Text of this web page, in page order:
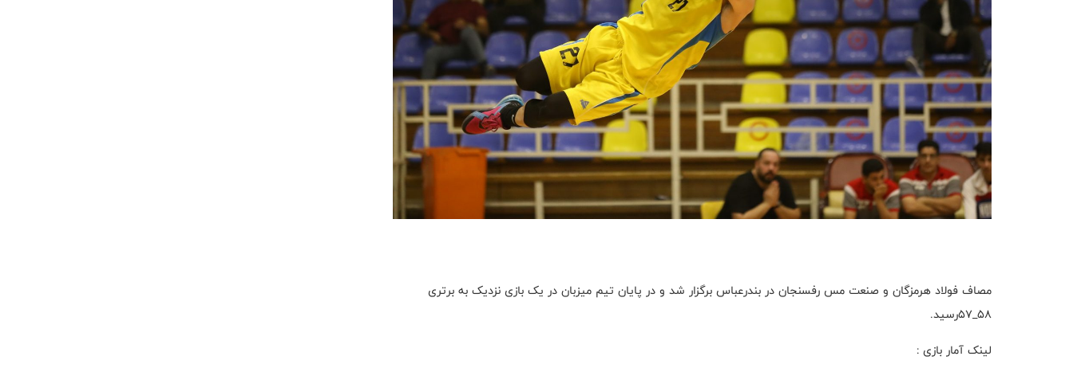
مصاف فولاد هرمزگان و صنعت مس رفسنجان در بندرعباس برگزار شد و در پایان تیم میزبان در یک بازی نزدیک به برتری
۵۸_۵۷رسید.
لینک آمار بازی :